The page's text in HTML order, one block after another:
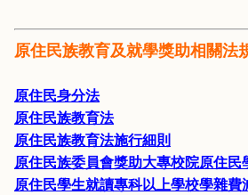
原住民族教育及就學獎助相關法
原住民身分法
原住民族教育法
原住民族教育法施行細則
原住民族委員會獎助大專校院原住民
原住民學生就讀專科以上學校學雜費